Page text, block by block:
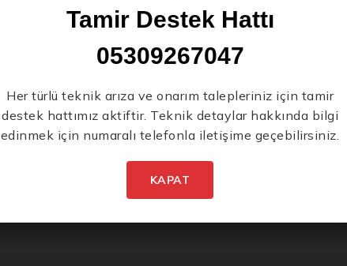
Tamir Destek Hattı
05309267047
Her türlü teknik arıza ve onarım talepleriniz için tamir
destek hattımız aktiftir. Teknik detaylar hakkında bilgi
edinmek için numaralı telefonla iletişime geçebilirsiniz.
KAPAT